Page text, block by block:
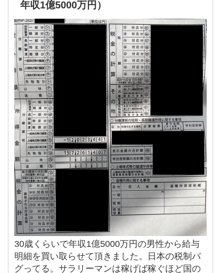
年収1億5000万円）
30歳くらいで年収1億5000万円の男性から給与
明細を買い取らせて頂きました。日本の税制バ
グってる。サラリーマンは稼げば稼ぐほど国の